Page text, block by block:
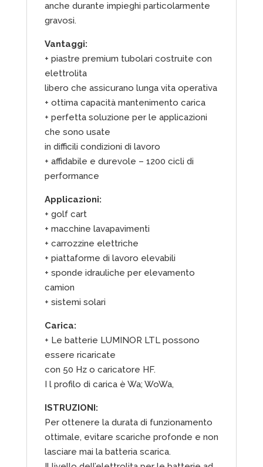
anche durante impieghi particolarmente
gravosi.
Vantaggi:
+ piastre premium tubolari costruite con
elettrolita
libero che assicurano lunga vita operativa
+ ottima capacità mantenimento carica
+ perfetta soluzione per le applicazioni
che sono usate
in difficili condizioni di lavoro
+ affidabile e durevole – 1200 cicli di
performance
Applicazioni:
+ golf cart
+ macchine lavapavimenti
+ carrozzine elettriche
+ piattaforme di lavoro elevabili
+ sponde idrauliche per elevamento
camion
+ sistemi solari
Carica:
+ Le batterie LUMINOR LTL possono
essere ricaricate
con 50 Hz o caricatore HF.
I l profilo di carica è Wa; WoWa,
ISTRUZIONI:
Per ottenere la durata di funzionamento
ottimale, evitare scariche profonde e non
lasciare mai la batteria scarica.